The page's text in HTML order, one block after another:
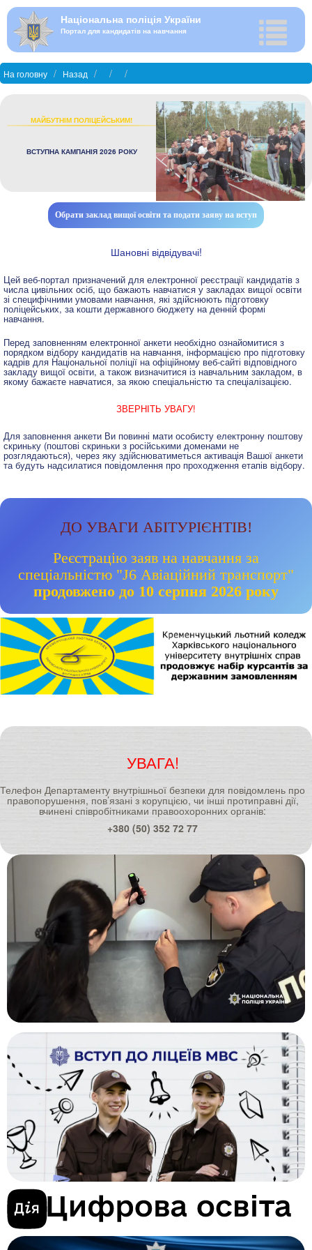
Національна поліція України
Портал для кандидатів на навчання
На головну Назад
МАЙБУТНІМ ПОЛІЦЕЙСЬКИМ!
ВСТУПНА КАМПАНІЯ 2026 РОКУ
Обрати заклад вищої освіти та подати заяву на вступ
Шановні відвідувачі!
Цей веб-портал призначений для електронної реєстрації кандидатів з
числа цивільних осіб, що бажають навчатися у закладах вищої освіти
зі специфічними умовами навчання, які здійснюють підготовку
поліцейських, за кошти державного бюджету на денній формі
навчання.
Перед заповненням електронної анкети необхідно ознайомитися з
порядком відбору кандидатів на навчання, інформацією про підготовку
кадрів для Національної поліції на офіційному веб-сайті відповідного
закладу вищої освіти, а також визначитися із навчальним закладом, в
якому бажаєте навчатися, за якою спеціальністю та спеціалізацією.
ЗВЕРНІТЬ УВАГУ!
Для заповнення анкети Ви повинні мати особисту електронну поштову
скриньку (поштові скриньки з російськими доменами не
розглядаються), через яку здійснюватиметься активація Вашої анкети
та будуть надсилатися повідомлення про проходження етапів відбору.
ДО УВАГИ АБІТУРІЄНТІВ!
Реєстрацію заяв на навчання за
спеціальністю "J6 Авіаційний транспорт"
продовжено до 10 серпня 2026 року
УВАГА!
Телефон Департаменту внутрішньої безпеки для повідомлень про
правопорушення, пов’язані з корупцією, чи інші протиправні дії,
вчинені співробітниками правоохоронних органів:
+380 (50) 352 72 77